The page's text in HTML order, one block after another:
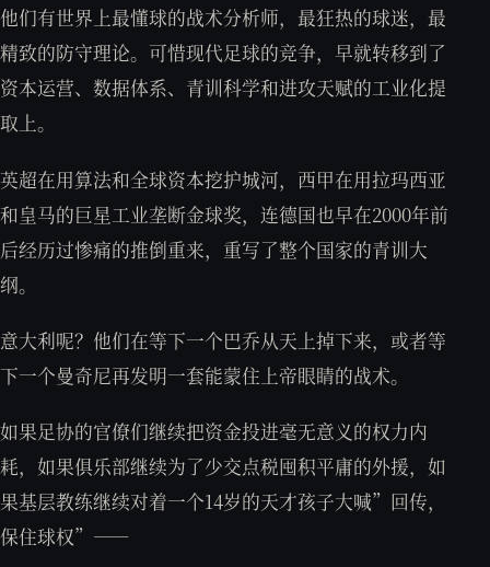
他们有世界上最懂球的战术分析师，最狂热的球迷，最
精致的防守理论。可惜现代足球的竞争，早就转移到了
资本运营、数据体系、青训科学和进攻天赋的工业化提
取上。
英超在用算法和全球资本挖护城河，西甲在用拉玛西亚
和皇马的巨星工业垄断金球奖，连德国也早在2000年前
后经历过惨痛的推倒重来，重写了整个国家的青训大
纲。
意大利呢？他们在等下一个巴乔从天上掉下来，或者等
下一个曼奇尼再发明一套能蒙住上帝眼睛的战术。
如果足协的官僚们继续把资金投进毫无意义的权力内
耗，如果俱乐部继续为了少交点税囤积平庸的外援，如
果基层教练继续对着一个14岁的天才孩子大喊”回传，
保住球权”——